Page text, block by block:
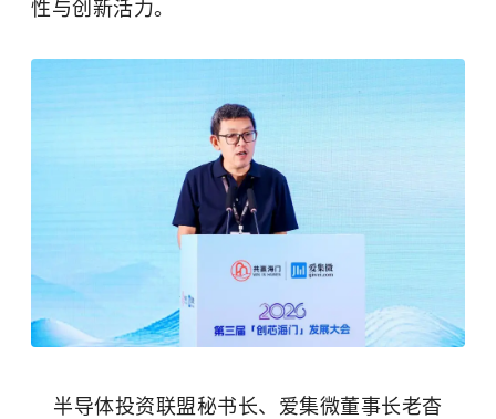
性与创新活力。
半导体投资联盟秘书长、爱集微董事长老杳